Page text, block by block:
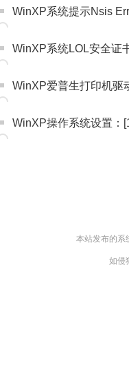
WinXP系统提示Nsis
WinXP系统LOL安全证
WinXP爱普生打印机驱
WinXP操作系统设置：
本站发布的系
如侵